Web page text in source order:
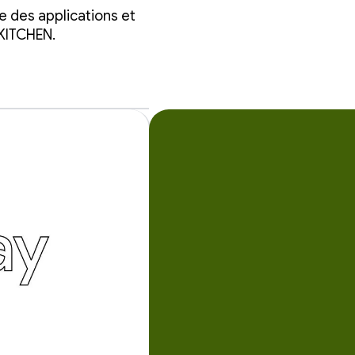
des applications et